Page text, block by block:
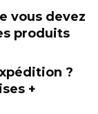
vous devez
produits
?
+